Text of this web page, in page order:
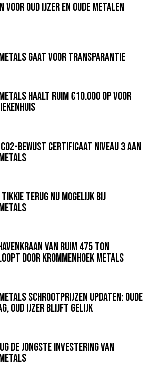
voor oud ijzer en oude metalen
Metals gaat voor transparantie
haalt ruim €10.000 op voor
Bewust certificaat niveau 3 aan
Terug nu mogelijk bij
van ruim 475 ton
door Krommenhoek Metals
Metals schrootprijzen updaten: oude
oud ijzer blijft gelijk
de jongste investering van